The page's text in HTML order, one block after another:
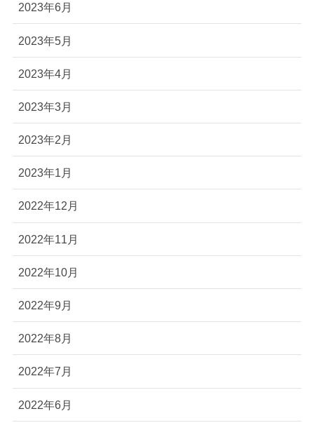
2023年6月
2023年5月
2023年4月
2023年3月
2023年2月
2023年1月
2022年12月
2022年11月
2022年10月
2022年9月
2022年8月
2022年7月
2022年6月